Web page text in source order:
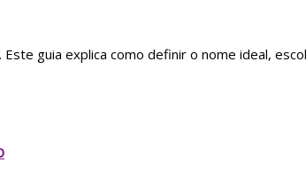
guia explica como definir o nome ideal,